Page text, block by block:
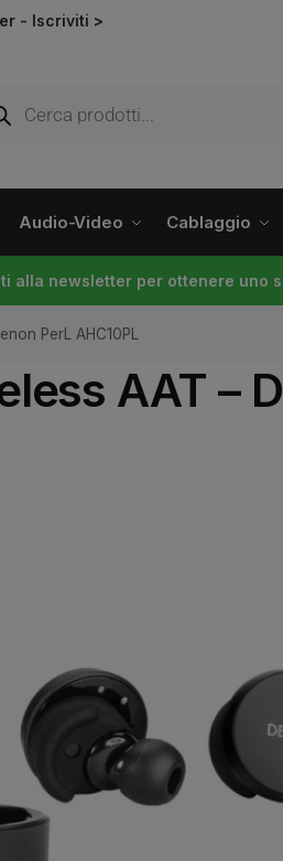
- Iscriviti >
Audio-Video Cablaggio
alla newsletter per ottenere uno
PerL AHC10PL
AAT –